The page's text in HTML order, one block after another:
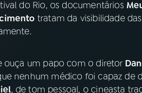
do Rio, os documentários
tratam da visibilidade
ouça um papo com o diretor
nenhum médico foi capaz de
, de tom pessoal, o cineasta